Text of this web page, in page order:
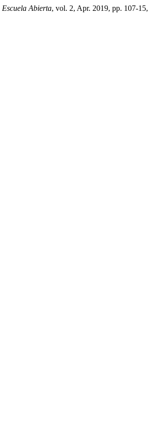
Escuela Abierta, vol. 2, Apr. 2019, pp. 107-15,